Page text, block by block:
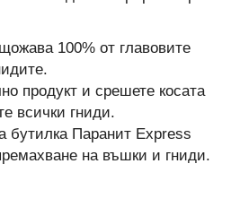
100% от главовите
продукт и срешете косата
всички гниди.
бутилка Паранит Express
на въшки и гниди.